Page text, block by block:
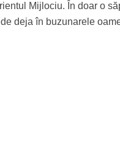
Mijlociu. În doar o
deja în buzunarele